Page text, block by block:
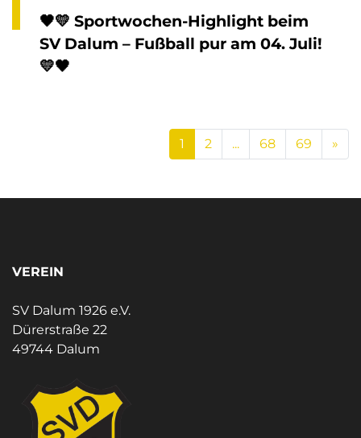
🖤💛 Sportwochen-Highlight beim
SV Dalum – Fußball pur am 04. Juli!
💛🖤
1 2 ... 68 69 »
VEREIN
SV Dalum 1926 e.V.
Dürerstraße 22
49744 Dalum